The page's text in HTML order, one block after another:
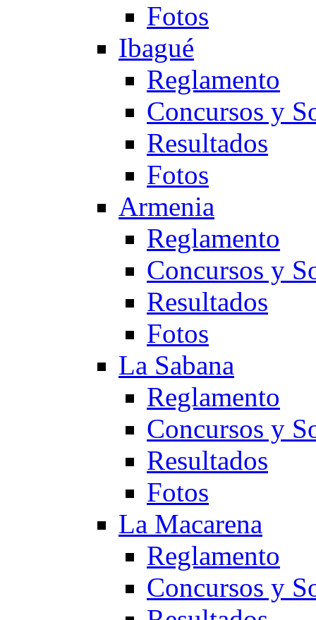
Fotos
Ibagué
Reglamento
Concursos y
Resultados
Fotos
Armenia
Reglamento
Concursos y
Resultados
Fotos
La Sabana
Reglamento
Concursos y
Resultados
Fotos
La Macarena
Reglamento
Concursos y